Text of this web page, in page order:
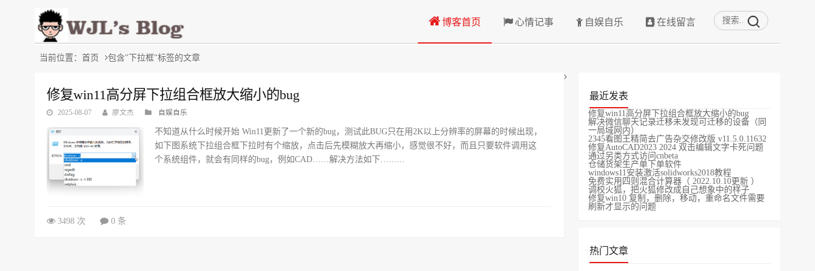
博客首页 心情记事 自娱自乐 在线留言
当前位置： 首页 包含"下拉框"标签的文章
修复win11高分屏下拉组合框放大缩小的bug
2025-08-07 廖文杰 自娱自乐
不知道从什么时候开始 Win11更新了一个新的bug，测试此BUG只在用2K以上分辨率的屏幕的时候出现，
如下图系统下拉组合框下拉时有个缩放，点击后先模糊放大再缩小，感觉很不好，而且只要软件调用这
个系统组件，就会有同样的bug，例如CAD……解决方法如下……...
3498 次 0 条
最近发表
修复win11高分屏下拉组合框放大缩小的bug
解决微信聊天记录迁移未发现可迁移的设备（同
一局域网内）
2345看图王精简去广告杂交修改版 v11.5.0.11632
修复AutoCAD2023 2024 双击编辑文字卡死问题
通过另类方式访问cnbeta
仓储货架生产单下单软件
windows11安装激活solidworks2018教程
免费实用四则混合计算器（ 2022.10.10更新 ）
调校火狐，把火狐修改成自己想象中的样子
修复win10 复制，删除，移动，重命名文件需要
刷新才显示的问题
热门文章